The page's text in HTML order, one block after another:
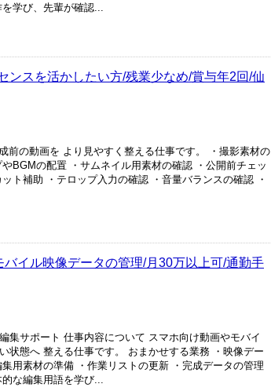
学び、先輩が確認...
ンスを活かしたい方/残業少なめ/賞与年2回/仙
前の動画を より見やすく整える仕事です。 ・撮影素材の
BGMの配置 ・サムネイル用素材の確認 ・公開前チェッ
ト補助 ・テロップ入力の確認 ・音量バランスの確認 ・
イル映像データの管理/月30万以上可/通勤手
集サポート 仕事内容について スマホ向け動画やモバイ
状態へ 整える仕事です。 おまかせする業務 ・映像デー
用素材の準備 ・作業リストの更新 ・完成データの管理
な編集用語を学び...